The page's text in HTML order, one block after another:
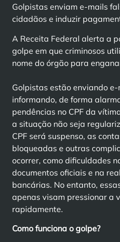
Golpistas enviam e-mails
cidadãos e induzir
A Receita Federal alerta a
golpe em que criminosos
nome do órgão para
Golpistas estão enviando
informando, de forma
pendências no CPF da
a situação não seja
CPF será suspenso, as
bloqueadas e outras
ocorrer, como dificuldades
documentos oficiais e na
bancárias. No entanto,
apenas visam pressionar a
rapidamente.
Como funciona o golpe?